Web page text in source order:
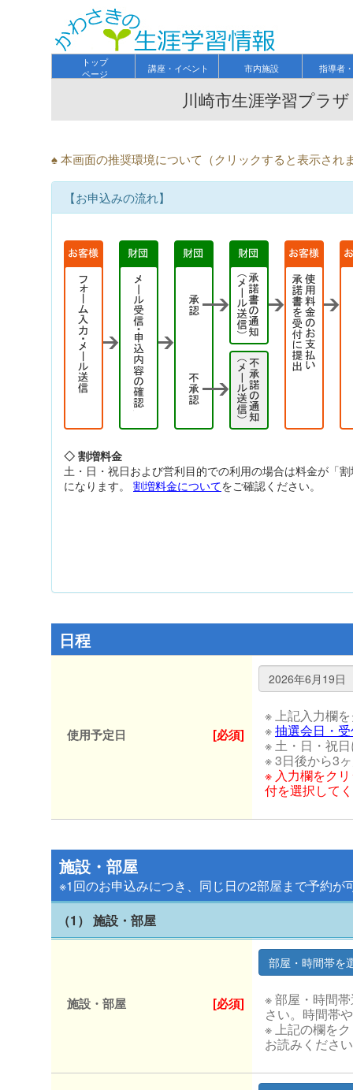
トップ
ページ
講座・イベント 市内施設 指導者
川崎市生涯学習プラ
♠ 本画面の推奨環境について（クリックすると表示され
【お申込みの流れ】
◇ 割増料金
土・日・祝日および営利目的での利用の場合は料金が「
になります。 割増料金についてをご確認ください。
日程
使用予定日 [必須]
※ 上記入力欄
※抽選会日・
※ 土・日・祝
※ 3日後から3
※ 入力欄をク
付を選択して
施設・部屋
※1回のお申込みにつき、同じ日の2部屋まで予約
（1） 施設・部屋
施設・部屋 [必須]
※ 部屋・時間
さい。時間帯
※ 上記の欄を
お読みくださ